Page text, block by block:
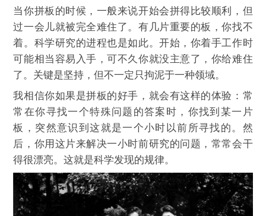
当你拼板的时候，一般来说开始会拼得比较顺利，但
过一会儿就被完全难住了。有几片重要的板，你找不
着。科学研究的进程也是如此。开始，你着手工作时
可能相当容易入手，可不久你就没主意了，你给难住
了。关键是坚持，但不一定只拘泥于一种领域。
我相信你如果是拼板的好手，就会有这样的体验：常
常在你寻找一个特殊问题的答案时，你找到某一片
板，突然意识到这就是一个小时以前所寻找的。然
后，你用这片来解决一小时前研究的问题，常常会干
得很漂亮。这就是科学发现的规律。